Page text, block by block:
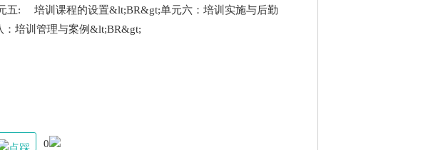
五: 培训课程的设置&lt;BR&gt;单元六：培训实施与后勤
培训管理与案例&lt;BR&gt;
0